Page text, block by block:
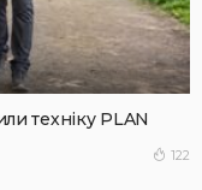
техніку PLAN
122